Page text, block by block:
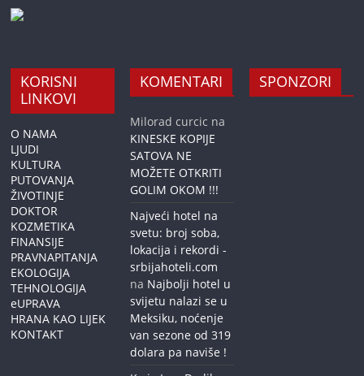
KORISNI
LINKOVI
O NAMA
LJUDI
KULTURA
PUTOVANJA
ŽIVOTINJE
DOKTOR
KOZMETIKA
FINANSIJE
PRAVNAPITANJA
EKOLOGIJA
TEHNOLOGIJA
eUPRAVA
HRANA KAO LIJEK
KONTAKT
KOMENTARI
Milorad curcic na
KINESKE KOPIJE
SATOVA NE
MOŽETE OTKRITI
GOLIM OKOM !!!
Najveći hotel na
svetu: broj soba,
lokacija i rekordi -
srbijahoteli.com
na Najbolji hotel u
svijetu nalazi se u
Meksiku, noćenje
van sezone od 319
dolara pa naviše !
SPONZORI